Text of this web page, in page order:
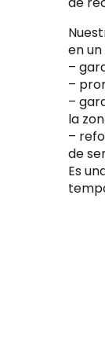
en
–
–
–
la
–
de
Es